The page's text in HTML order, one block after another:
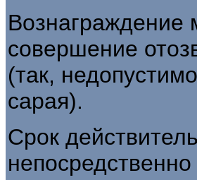
Вознаграждение
совершение
(так,
сарая).
Срок